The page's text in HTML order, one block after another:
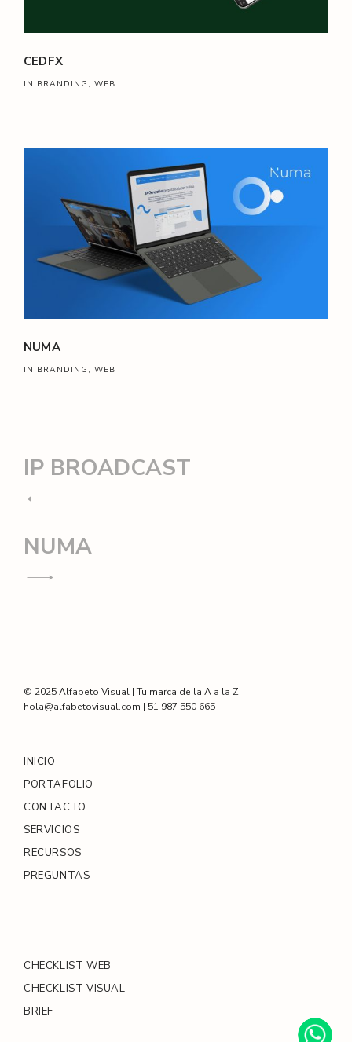
CEDFX
IN BRANDING, WEB
NUMA
IN BRANDING, WEB
Navegación
de
IP BROADCAST
NUMA
© 2025 Alfabeto Visual | Tu marca de la A a la Z
hola@alfabetovisual.com | 51 987 550 665
INICIO
PORTAFOLIO
CONTACTO
SERVICIOS
RECURSOS
PREGUNTAS
CHECKLIST WEB
CHECKLIST VISUAL
BRIEF